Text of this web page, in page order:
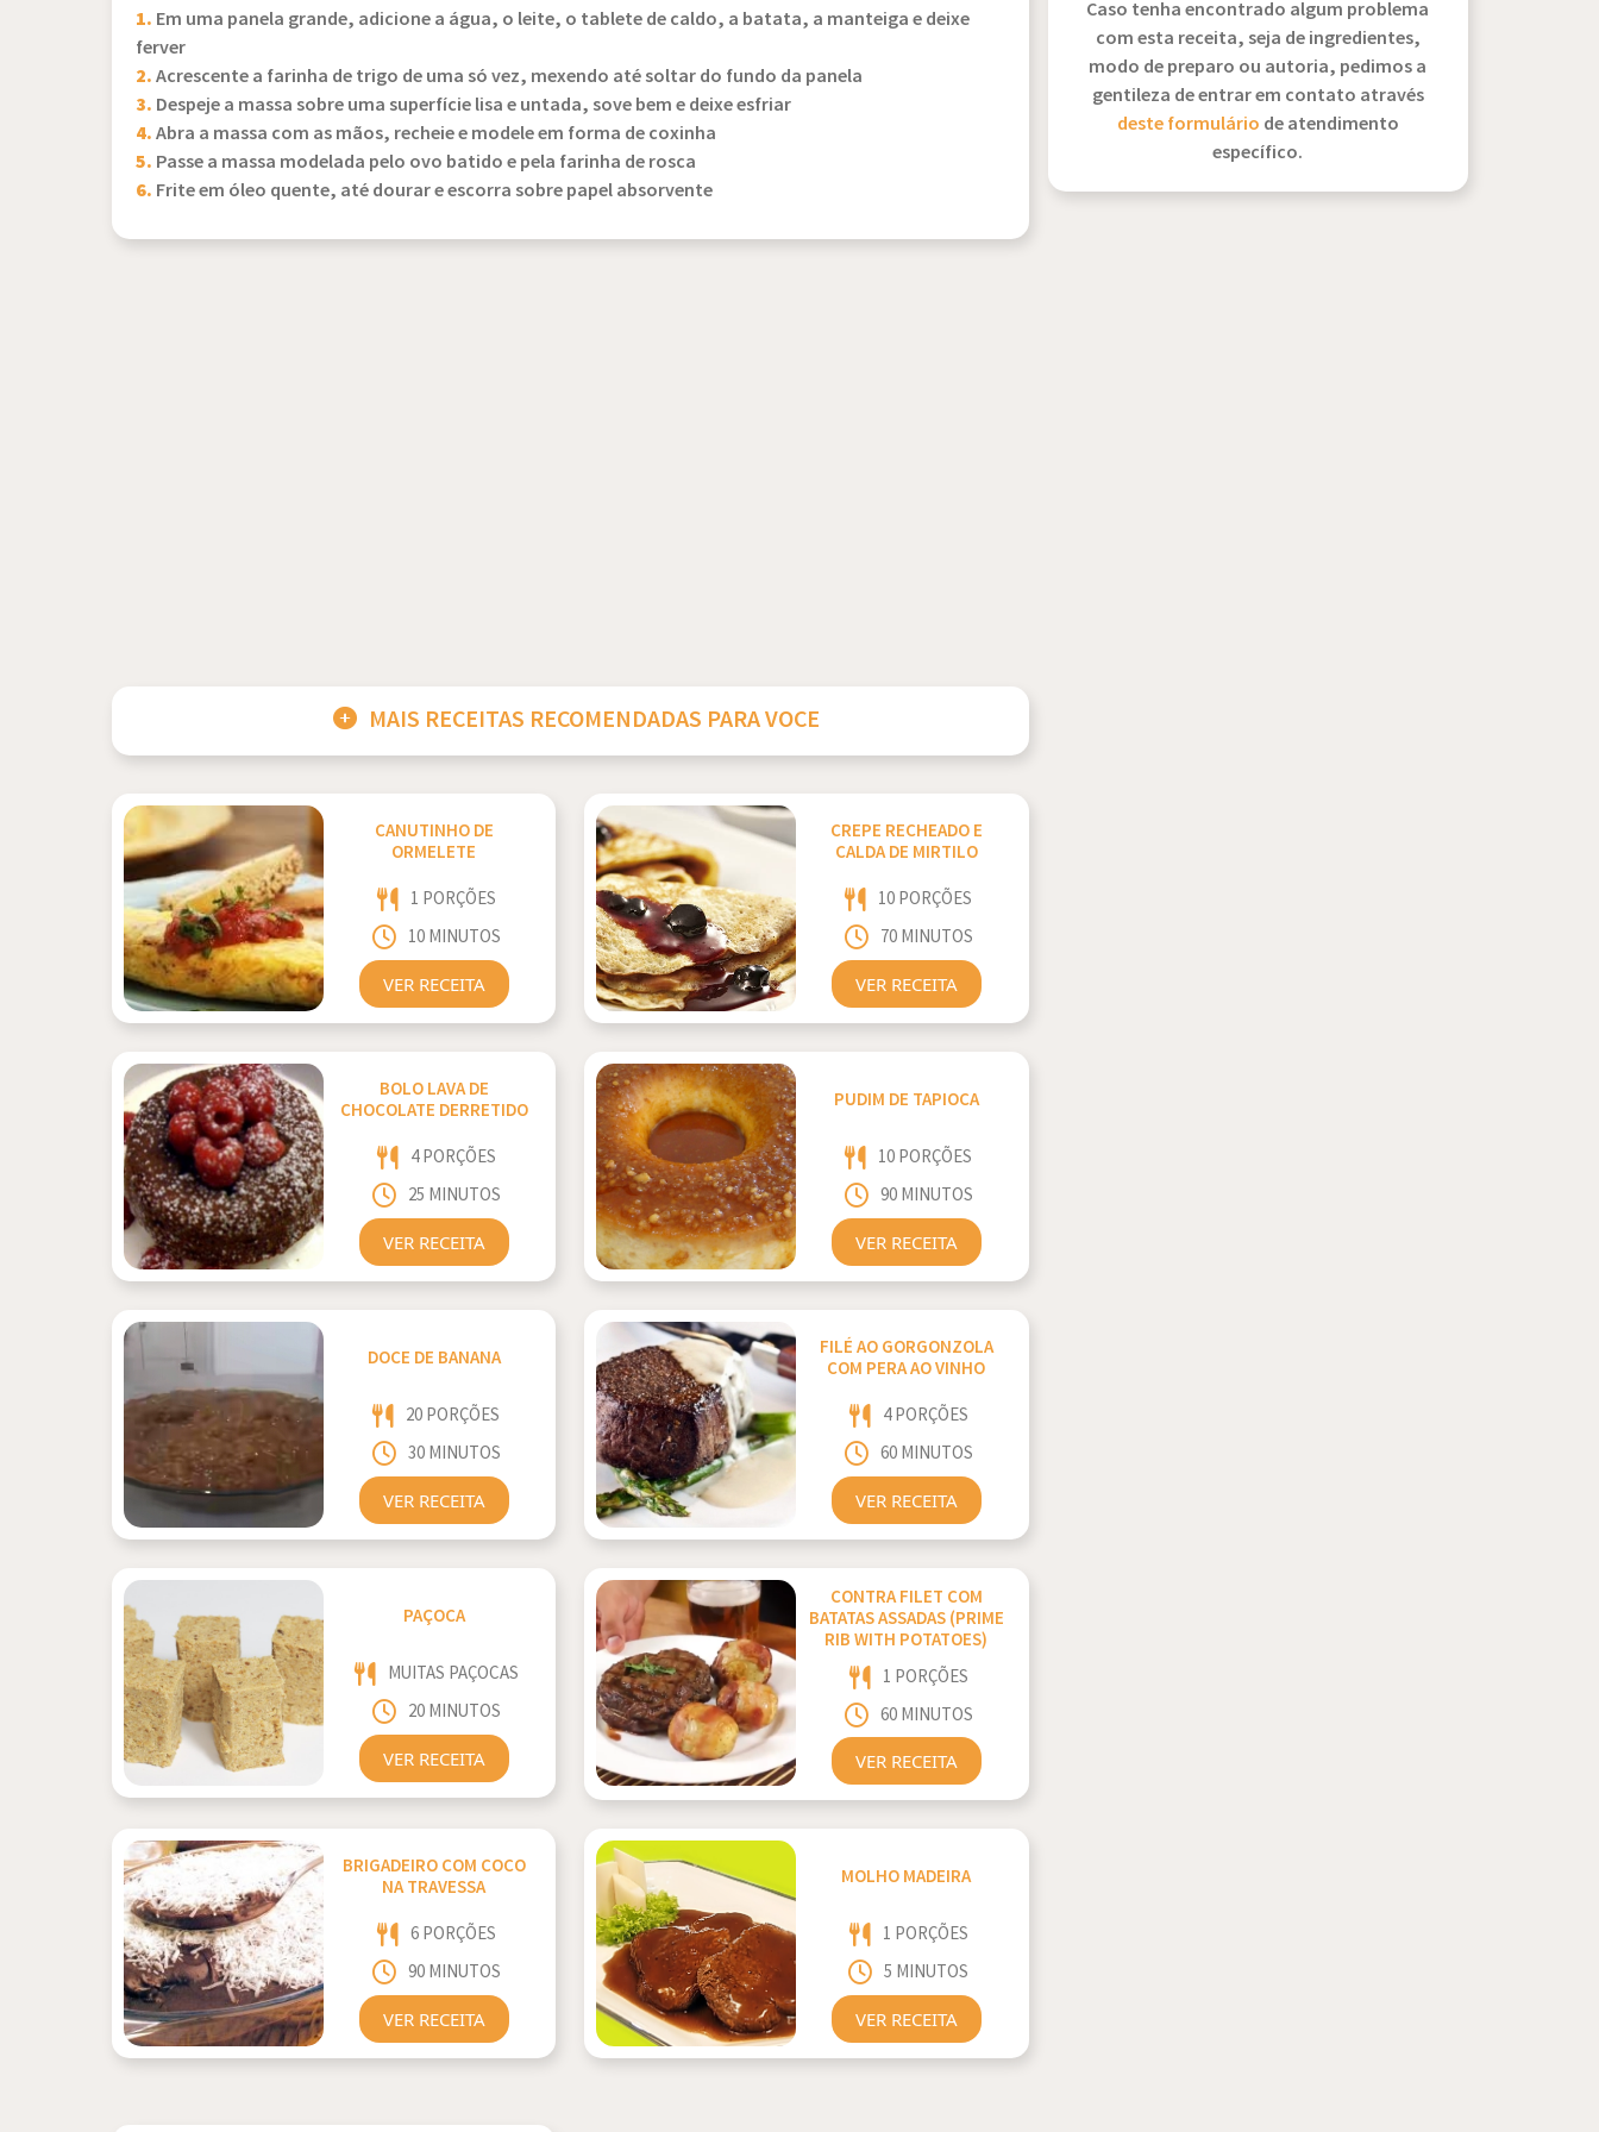
1. Em uma panela grande, adicione a água, o leite, o tablete de caldo, a batata, a manteiga e deixe
ferver
2.Acrescente a farinha de trigo de uma só vez, mexendo até soltar do fundo da panela
3. Despeje a massa sobre uma superfície lisa e untada, sove bem e deixe esfriar
4.Abra a massa com as mãos, recheie e modele em forma de coxinha
5. Passe a massa modelada pelo ovo batido e pela farinha de rosca
6. Frite em óleo quente, até dourar e escorra sobre papel absorvente
MAIS RECEITAS RECOMENDADAS PARA VOCE
CANUTINHO DE
ORMELETE
1 PORÇÕES
10 MINUTOS
VER RECEITA
CREPE RECHEADO E
CALDA DE MIRTILO
10 PORÇÕES
70 MINUTOS
VER RECEITA
BOLO LAVA DE
CHOCOLATE DERRETIDO
4 PORÇÕES
25 MINUTOS
VER RECEITA
PUDIM DE TAPIOCA
10 PORÇÕES
90 MINUTOS
VER RECEITA
DOCE DE BANANA
20 PORÇÕES
30 MINUTOS
VER RECEITA
FILÉ AO GORGONZOLA
COM PERA AO VINHO
4 PORÇÕES
60 MINUTOS
VER RECEITA
PAÇOCA
MUITAS PAÇOCAS
20 MINUTOS
VER RECEITA
CONTRA FILET COM
BATATAS ASSADAS (PRIME
RIB WITH POTATOES)
1 PORÇÕES
60 MINUTOS
VER RECEITA
BRIGADEIRO COM COCO
NA TRAVESSA
6 PORÇÕES
90 MINUTOS
VER RECEITA
MOLHO MADEIRA
1 PORÇÕES
5 MINUTOS
VER RECEITA
Caso tenha encontrado algum problema
com esta receita, seja de ingredientes,
modo de preparo ou autoria, pedimos a
gentileza de entrar em contato através
deste formulário de atendimento
específico.